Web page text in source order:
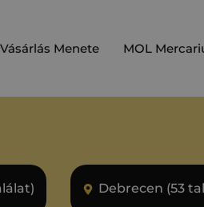
Vásárlás Menete MOL
Debrecen (53